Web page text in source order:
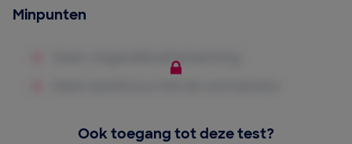
Minpunten
Ook toegang tot deze test?